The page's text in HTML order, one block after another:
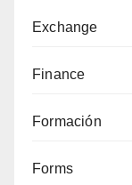
Exchange
Finance
Formación
Forms